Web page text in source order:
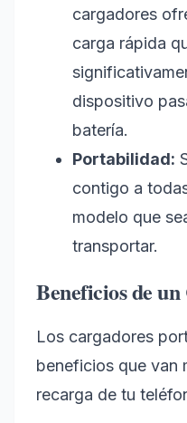
cargadores
carga rápida
dispositivo
batería.
Portabilidad:
contigo a
modelo que
transportar.
Beneficios de
Los cargadores
beneficios que van
recarga de tu